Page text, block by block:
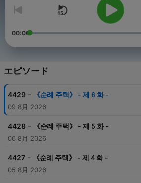
00:00
エピソード
4429 - 《순례 주택》 - 제 6 화 -
09 8月 2026
4428 - 《순례 주택》 - 제 5 화 -
06 8月 2026
4427 - 《순례 주택》 - 제 4 화 -
05 8月 2026